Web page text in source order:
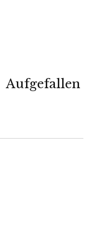
Aufgefallen